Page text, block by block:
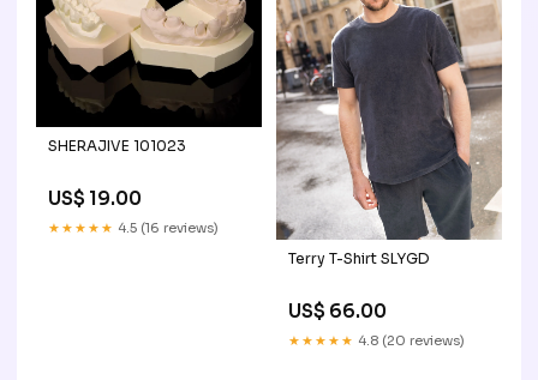
SHERAJIVE 101023
US$ 19.00
★★★★★ 4.5 (16 reviews)
Terry T-Shirt SLYGD
US$ 66.00
★★★★★ 4.8 (20 reviews)